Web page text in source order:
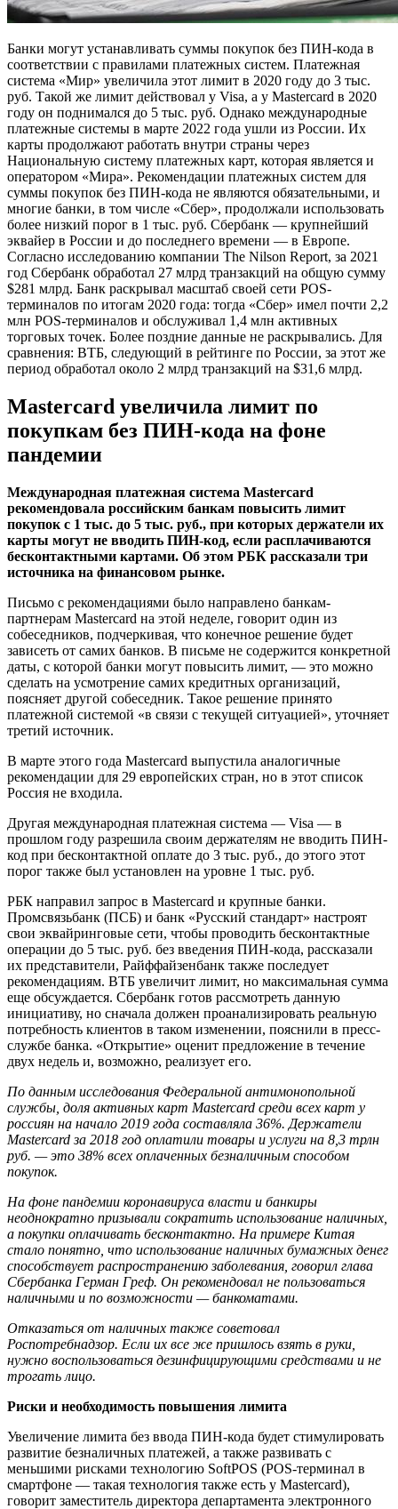
Банки могут устанавливать суммы покупок без ПИН-кода в
соответствии с правилами платежных систем. Платежная
система «Мир» увеличила этот лимит в 2020 году до 3 тыс.
руб. Такой же лимит действовал у Visa, а у Mastercard в 2020
году он поднимался до 5 тыс. руб. Однако международные
платежные системы в марте 2022 года ушли из России. Их
карты продолжают работать внутри страны через
Национальную систему платежных карт, которая является и
оператором «Мира». Рекомендации платежных систем для
суммы покупок без ПИН-кода не являются обязательными, и
многие банки, в том числе «Сбер», продолжали использовать
более низкий порог в 1 тыс. руб. Сбербанк — крупнейший
эквайер в России и до последнего времени — в Европе.
Согласно исследованию компании The Nilson Report, за 2021
год Сбербанк обработал 27 млрд транзакций на общую сумму
$281 млрд. Банк раскрывал масштаб своей сети POS-
терминалов по итогам 2020 года: тогда «Сбер» имел почти 2,2
млн POS-терминалов и обслуживал 1,4 млн активных
торговых точек. Более поздние данные не раскрывались. Для
сравнения: ВТБ, следующий в рейтинге по России, за этот же
период обработал около 2 млрд транзакций на $31,6 млрд.
Mastercard увеличила лимит по
покупкам без ПИН-кода на фоне
пандемии
Международная платежная система Mastercard
рекомендовала российским банкам повысить лимит
покупок с 1 тыс. до 5 тыс. руб., при которых держатели их
карты могут не вводить ПИН-код, если расплачиваются
бесконтактными картами. Об этом РБК рассказали три
источника на финансовом рынке.
Письмо с рекомендациями было направлено банкам-
партнерам Mastercard на этой неделе, говорит один из
собеседников, подчеркивая, что конечное решение будет
зависеть от самих банков. В письме не содержится конкретной
даты, с которой банки могут повысить лимит, — это можно
сделать на усмотрение самих кредитных организаций,
поясняет другой собеседник. Такое решение принято
платежной системой «в связи с текущей ситуацией», уточняет
третий источник.
В марте этого года Mastercard выпустила аналогичные
рекомендации для 29 европейских стран, но в этот список
Россия не входила.
Другая международная платежная система — Visa — в
прошлом году разрешила своим держателям не вводить ПИН-
код при бесконтактной оплате до 3 тыс. руб., до этого этот
порог также был установлен на уровне 1 тыс. руб.
РБК направил запрос в Mastercard и крупные банки.
Промсвязьбанк (ПСБ) и банк «Русский стандарт» настроят
свои эквайринговые сети, чтобы проводить бесконтактные
операции до 5 тыс. руб. без введения ПИН-кода, рассказали
их представители, Райффайзенбанк также последует
рекомендациям. ВТБ увеличит лимит, но максимальная сумма
еще обсуждается. Сбербанк готов рассмотреть данную
инициативу, но сначала должен проанализировать реальную
потребность клиентов в таком изменении, пояснили в пресс-
службе банка. «Открытие» оценит предложение в течение
двух недель и, возможно, реализует его.
По данным исследования Федеральной антимонопольной
службы, доля активных карт Mastercard среди всех карт у
россиян на начало 2019 года составляла 36%. Держатели
Mastercard за 2018 год оплатили товары и услуги на 8,3 трлн
руб. — это 38% всех оплаченных безналичным способом
покупок.
На фоне пандемии коронавируса власти и банкиры
неоднократно призывали сократить использование наличных,
а покупки оплачивать бесконтактно. На примере Китая
стало понятно, что использование наличных бумажных денег
способствует распространению заболевания, говорил глава
Сбербанка Герман Греф. Он рекомендовал не пользоваться
наличными и по возможности — банкоматами.
Отказаться от наличных также советовал
Роспотребнадзор. Если их все же пришлось взять в руки,
нужно воспользоваться дезинфицирующими средствами и не
трогать лицо.
Риски и необходимость повышения лимита
Увеличение лимита без ввода ПИН-кода будет стимулировать
развитие безналичных платежей, а также развивать с
меньшими рисками технологию SoftPOS (POS-терминал в
смартфоне — такая технология также есть у Mastercard),
говорит заместитель директора департамента электронного